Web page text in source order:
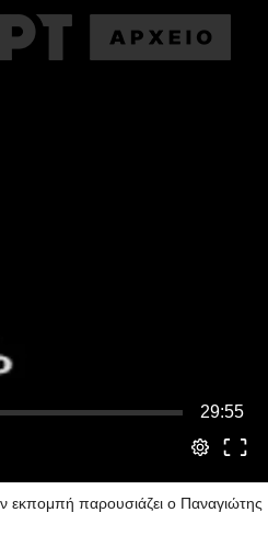
παρουσιάζει ο Παναγιώτης